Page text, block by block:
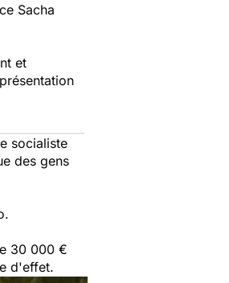
Sacha
et
socialiste
des gens
30 000 €
d'effet.